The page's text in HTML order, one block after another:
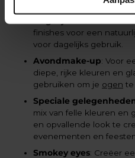
finishes voor een
voor dagelijks gebruik.
Avondmake-up: Voor
diepe, rijke kleuren en
gebruiken om je ogen te
Speciale
mix van felle kleuren en
en opvallende look te
evenementen en
Smokey eyes: Creëer